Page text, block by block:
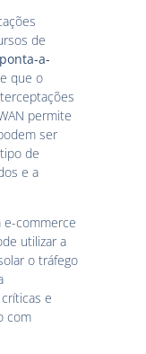
de
a-
que o
permite
ser
de
e a
e-commerce
utilizar a
o tráfego
e
com